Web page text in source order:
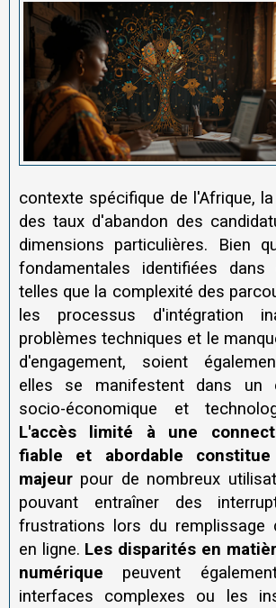
contexte spécifique de l'Afrique,
des taux d'abandon des
dimensions particulières. Bien
fondamentales identifiées dans
telles que la complexité des
les processus d'intégration
problèmes techniques et le
d'engagement, soient
elles se manifestent dans un
socio-économique et
L'accès limité à une
fiable et abordable
majeur pour de nombreux
pouvant entraîner des
frustrations lors du remplissage
en ligne. Les disparités en
numérique peuvent
interfaces complexes ou les